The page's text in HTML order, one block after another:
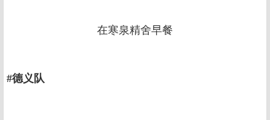
在寒泉精舍早餐
#德义队